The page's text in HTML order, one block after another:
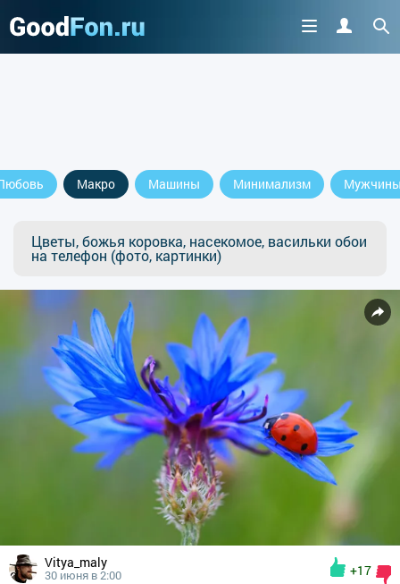
Макро Машины Минимализм
Цветы, божья коровка, насекомое, васильки обои
на телефон (фото, картинки)
Vitya_maly
30 июня в 2:00 +17